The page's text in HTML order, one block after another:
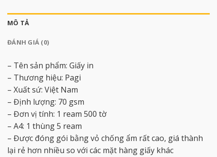
MÔ TẢ
ĐÁNH GIÁ (0)
– Tên sản phẩm: Giấy in
– Thương hiệu: Pagi
– Xuất sứ: Việt Nam
– Định lượng: 70 gsm
– Đơn vị tính: 1 ream 500 tờ
– A4: 1 thùng 5 ream
– Được đóng gói bằng vỏ chống ẩm rất cao, giá thành
lại rẻ hơn nhiều so với các mặt hàng giấy khác